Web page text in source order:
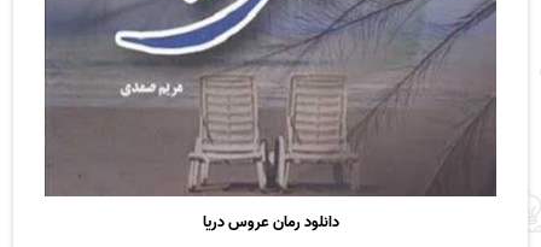
دانلود رمان عروس دریا